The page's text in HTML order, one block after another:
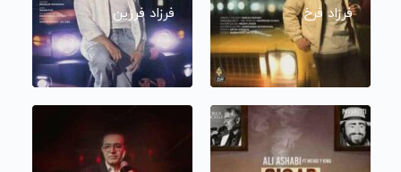
فرزاد فرخ فرزاد فرزین